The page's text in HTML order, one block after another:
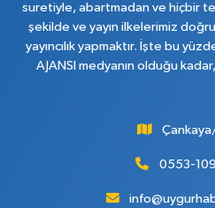
suretiyle, abartmadan ve hiçbir
şekilde ve yayın ilkelerimiz
yayıncılık yapmaktır. İşte bu
AJANSI medyanın olduğu
0553-